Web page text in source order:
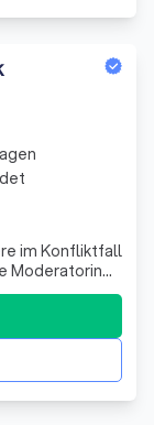
im Konfliktfall
Moderatorin
ich
für die